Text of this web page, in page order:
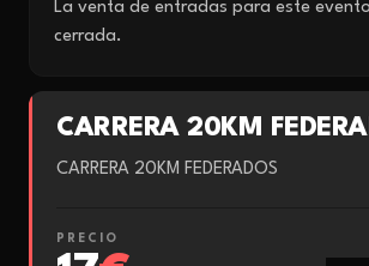
La venta de entradas para este
cerrada.
CARRERA 20KM
CARRERA 20KM FEDERADOS
PRECIO